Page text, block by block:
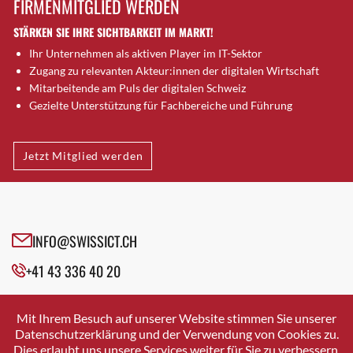
Brugg AG
Brütten
Bubendorf
Bubikon
Buchs (SG)
Bäretswil
Bülach
Cazis
Crissier
Davos Platz
Dierikon
Dietikon
FIRMENMITGLIED WERDEN
STÄRKEN SIE IHRE SICHTBARKEIT IM MARKT!
Ihr Unternehmen als aktiven Player im IT-Sektor
Zugang zu relevanten Akteur:innen der digitalen Wirtschaft
Mitarbeitende am Puls der digitalen Schweiz
Gezielte Unterstützung für Fachbereiche und Führung
Jetzt Mitglied werden
INFO@SWISSICT.CH
+41 43 336 40 20
SWISSICT
VULKANSTRASSE 120
8048 ZURICH
Mit Ihrem Besuch auf unserer Website stimmen Sie unserer
Datenschutzerklärung und der Verwendung von Cookies zu.
Dies erlaubt uns unsere Services weiter für Sie zu verbessern.